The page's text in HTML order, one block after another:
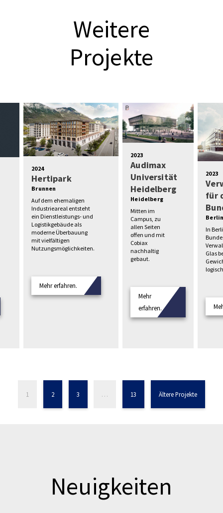
Weitere
Projekte
2024
Hertipark
Brunnen
Auf dem ehemaligen
Industrieareal entsteht
ein Dienstleistungs- und
Logistikgebäude als
moderne Überbauung
mit vielfältigen
Nutzungsmöglichkeiten.
Mehr erfahren.
2023
Audimax
Universität
Heidelberg
Heidelberg
Mitten im
Campus, zu
allen Seiten
offen und mit
Cobiax
nachhaltig
gebaut.
Mehr
erfahren.
2023
für
In
Glas
1 2 3 … 13 Ältere Projekte
Neuigkeiten